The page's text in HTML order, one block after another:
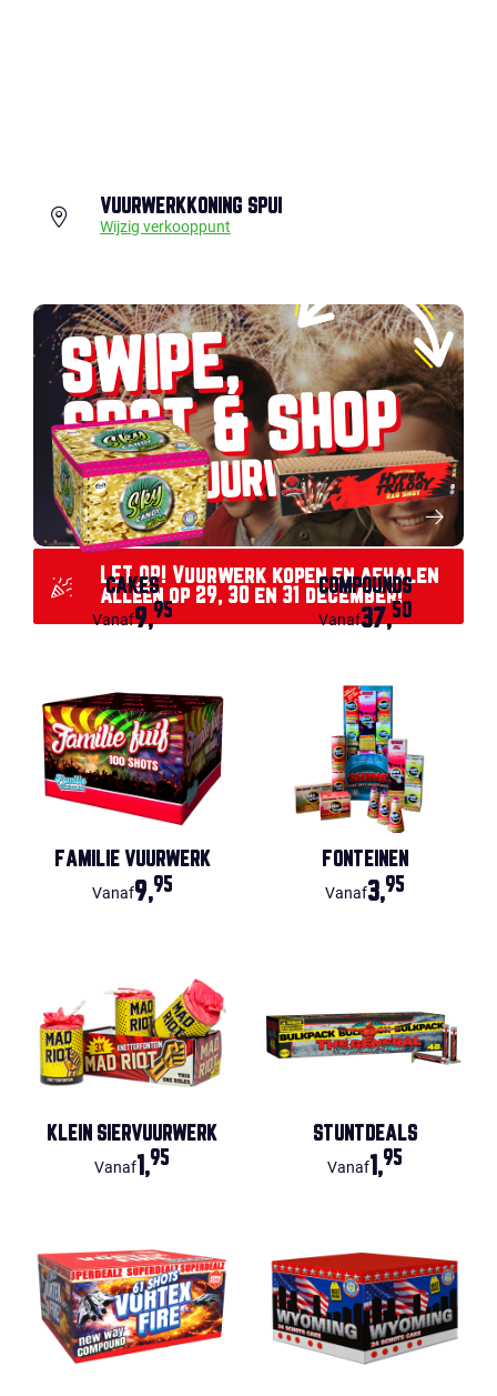
VUURWERKKONING SPUI
Wijzig verkooppunt
SWIPE,
SPOT & SHOP
JOUW VUURWERK
LET OP! Vuurwerk kopen en afhalen
alléén op 29, 30 en 31 december!
CAKES
Vanaf9,95
COMPOUNDS
Vanaf37,50
FAMILIE VUURWERK
Vanaf9,95
FONTEINEN
Vanaf3,95
KLEIN SIERVUURWERK
Vanaf1,95
STUNTDEALS
Vanaf1,95